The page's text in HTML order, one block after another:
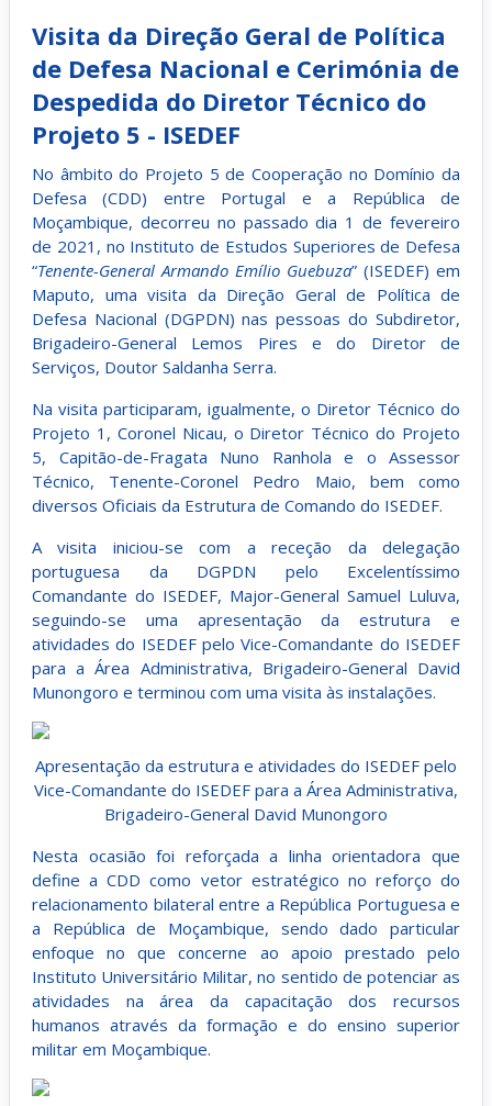
Visita da Direção Geral de Política
de Defesa Nacional e Cerimónia de
Despedida do Diretor Técnico do
Projeto 5 - ISEDEF
No âmbito do Projeto 5 de Cooperação no Domínio da
Defesa (CDD) entre Portugal e a República de
Moçambique, decorreu no passado dia 1 de fevereiro
de 2021, no Instituto de Estudos Superiores de Defesa
“Tenente-General Armando Emílio Guebuza” (ISEDEF) em
Maputo, uma visita da Direção Geral de Política de
Defesa Nacional (DGPDN) nas pessoas do Subdiretor,
Brigadeiro-General Lemos Pires e do Diretor de
Serviços, Doutor Saldanha Serra.
Na visita participaram, igualmente, o Diretor Técnico do
Projeto 1, Coronel Nicau, o Diretor Técnico do Projeto
5, Capitão-de-Fragata Nuno Ranhola e o Assessor
Técnico, Tenente-Coronel Pedro Maio, bem como
diversos Oficiais da Estrutura de Comando do ISEDEF.
A visita iniciou-se com a receção da delegação
portuguesa da DGPDN pelo Excelentíssimo
Comandante do ISEDEF, Major-General Samuel Luluva,
seguindo-se uma apresentação da estrutura e
atividades do ISEDEF pelo Vice-Comandante do ISEDEF
para a Área Administrativa, Brigadeiro-General David
Munongoro e terminou com uma visita às instalações.
Apresentação da estrutura e atividades do ISEDEF pelo
Vice-Comandante do ISEDEF para a Área Administrativa,
Brigadeiro-General David Munongoro
Nesta ocasião foi reforçada a linha orientadora que
define a CDD como vetor estratégico no reforço do
relacionamento bilateral entre a República Portuguesa e
a República de Moçambique, sendo dado particular
enfoque no que concerne ao apoio prestado pelo
Instituto Universitário Militar, no sentido de potenciar as
atividades na área da capacitação dos recursos
humanos através da formação e do ensino superior
militar em Moçambique.